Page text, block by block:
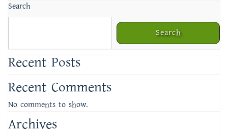
Search
Search
Recent Posts
Recent Comments
No comments to show.
Archives